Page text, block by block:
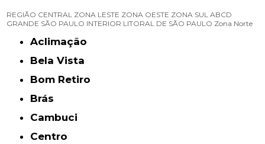
REGIÃO CENTRAL ZONA LESTE ZONA OESTE ZONA SUL ABCD
GRANDE SÃO PAULO INTERIOR LITORAL DE SÃO PAULO Zona Norte
Aclimação
Bela Vista
Bom Retiro
Brás
Cambuci
Centro